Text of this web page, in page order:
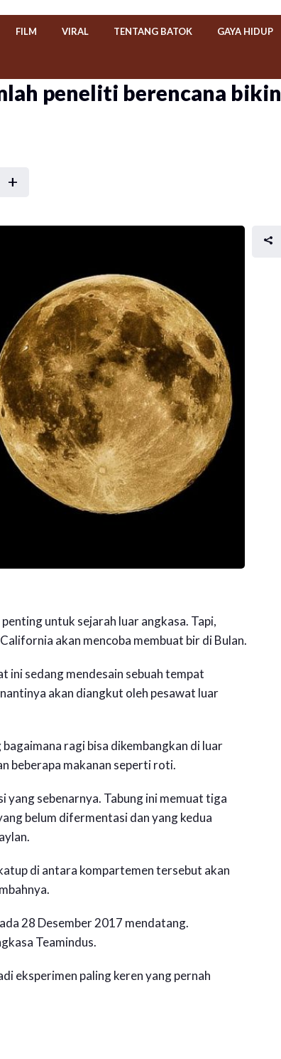
FILM VIRAL TENTANG BATOK GAYA HIDUP
peneliti berencana bikin
+
untuk sejarah luar angkasa. Tapi,
akan mencoba membuat bir di Bulan.
ini sedang mendesain sebuah tempat
akan diangkut oleh pesawat luar
ragi bisa dikembangkan di luar
beberapa makanan seperti roti.
yang sebenarnya. Tabung ini memuat tiga
belum difermentasi dan yang kedua
di antara kompartemen tersebut akan
28 Desember 2017 mendatang.
Teamindus.
eksperimen paling keren yang pernah